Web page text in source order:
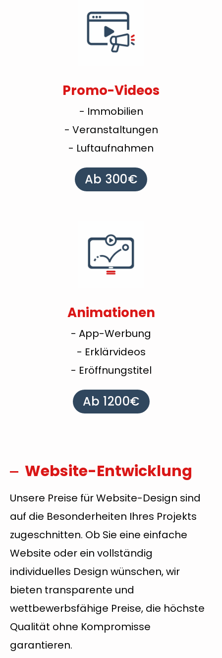
Promo-Videos
- Immobilien
- Veranstaltungen
- Luftaufnahmen
Ab 300€
Animationen
- App-Werbung
- Erklärvideos
- Eröffnungstitel
Ab 1200€
Website-Entwicklung
Unsere Preise für Website-Design sind
auf die Besonderheiten Ihres Projekts
zugeschnitten. Ob Sie eine einfache
Website oder ein vollständig
individuelles Design wünschen, wir
bieten transparente und
wettbewerbsfähige Preise, die höchste
Qualität ohne Kompromisse
garantieren.